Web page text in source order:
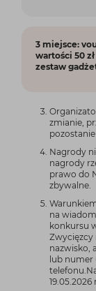
3 miejsce:
wartości 50
zestaw
zmianie,
pozostanie
Nagrody
nagrody
prawo do
zbywalne.
na
konkursu
Zwycięzcy
nazwisko,
lub
19.05.2026